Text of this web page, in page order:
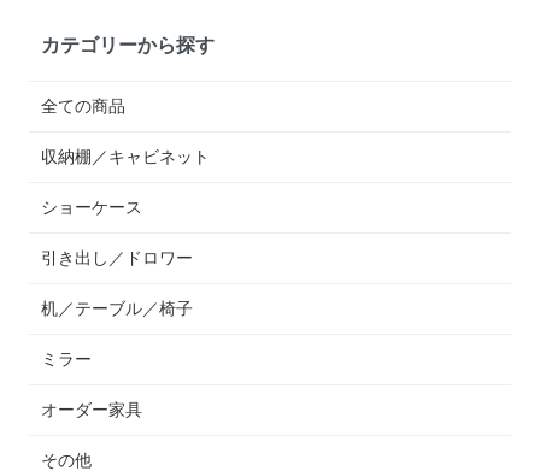
カテゴリーから探す
全ての商品
収納棚／キャビネット
ショーケース
引き出し／ドロワー
机／テーブル／椅子
ミラー
オーダー家具
その他